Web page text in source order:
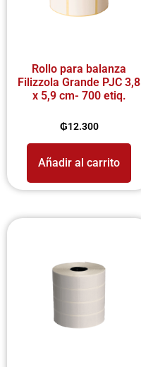
Rollo para balanza
Filizzola Grande PJC 3,8
x 5,9 cm- 700 etiq.
₲12.300
Añadir al carrito